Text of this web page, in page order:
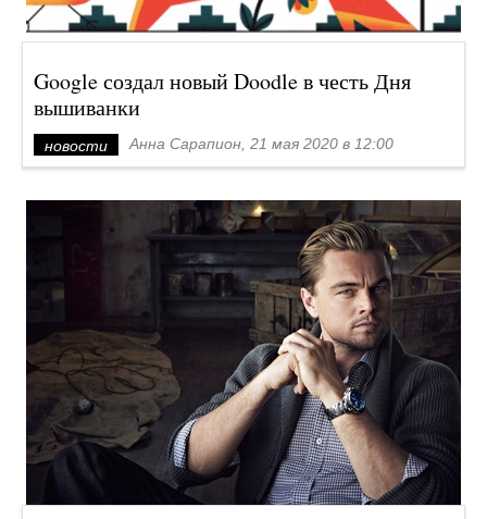
Google создал новый Doodle в честь Дня
вышиванки
новости Анна Сарапион, 21 мая 2020 в 12:00